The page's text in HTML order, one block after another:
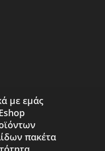
με εμάς
πακέτα